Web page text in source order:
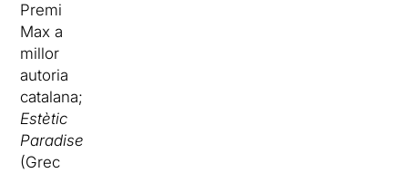
Premi
Max a
millor
autoria
catalana;
Estètic
Paradise
(Grec